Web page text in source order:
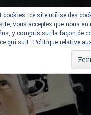
cookies : ce site utilise des
vous acceptez que nous en
y compris sur la façon de
qui suit :Politique relative